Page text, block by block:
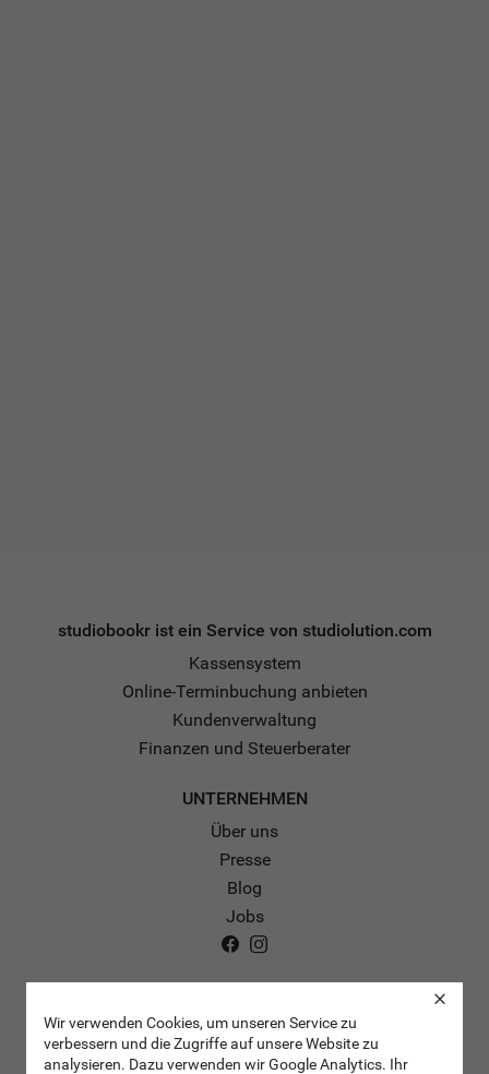
Wir verwenden Cookies, um unseren Service zu
verbessern und die Zugriffe auf unsere Website zu
analysieren. Dazu verwenden wir Google Analytics. Ihr
studiobookr ist ein Service von studiolution.com
Kassensystem
Online-Terminbuchung anbieten
Kundenverwaltung
Finanzen und Steuerberater
UNTERNEHMEN
Über uns
Presse
Blog
Jobs
Impressum
Datenschutz